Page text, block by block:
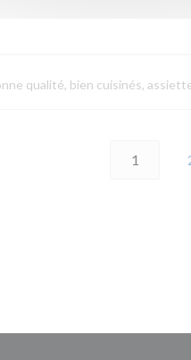
qualité, bien cuisinés,
1